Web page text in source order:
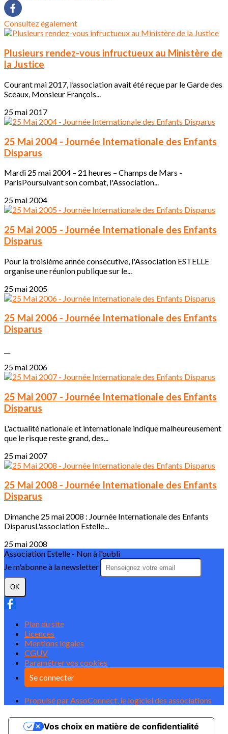
Consultez également
Plusieurs rendez-vous infructueux au Ministère de
la Justice
Courant mai 2017, l’association avait été reçue par le Garde des
Sceaux, Monsieur François...
25 mai 2017
25 Mai 2004 - Journée Internationale des Enfants
Disparus
Mardi 25 mai 2004 – 21 heures – Champs de Mars -
ParisPoursuivant son combat, l'Association...
25 mai 2004
25 Mai 2005 - Journée Internationale des Enfants
Disparus
Pour la troisième année consécutive, l'Association ESTELLE
organise une réunion publique sur le...
25 mai 2005
25 Mai 2006 - Journée Internationale des Enfants
Disparus
25 mai 2006
25 Mai 2007 - Journée Internationale des Enfants
Disparus
L'actualité nationale et internationale indique malheureusement
que le risque reste grand, des...
25 mai 2007
25 Mai 2008 - Journée Internationale des Enfants
Disparus
Dimanche 25 mai 2008 : Journée Internationale des Enfants
DisparusL'association Estelle...
25 mai 2008
Association Estelle - Non à l'oubli
Je m'abonne à la newsletter
OK
Plan du site
Licences
Mentions légales
CGUV
Paramétrer vos cookies
Se connecter
Propulsé par AssoConnect, le logiciel des associations
Vos choix en matière de confidentialité